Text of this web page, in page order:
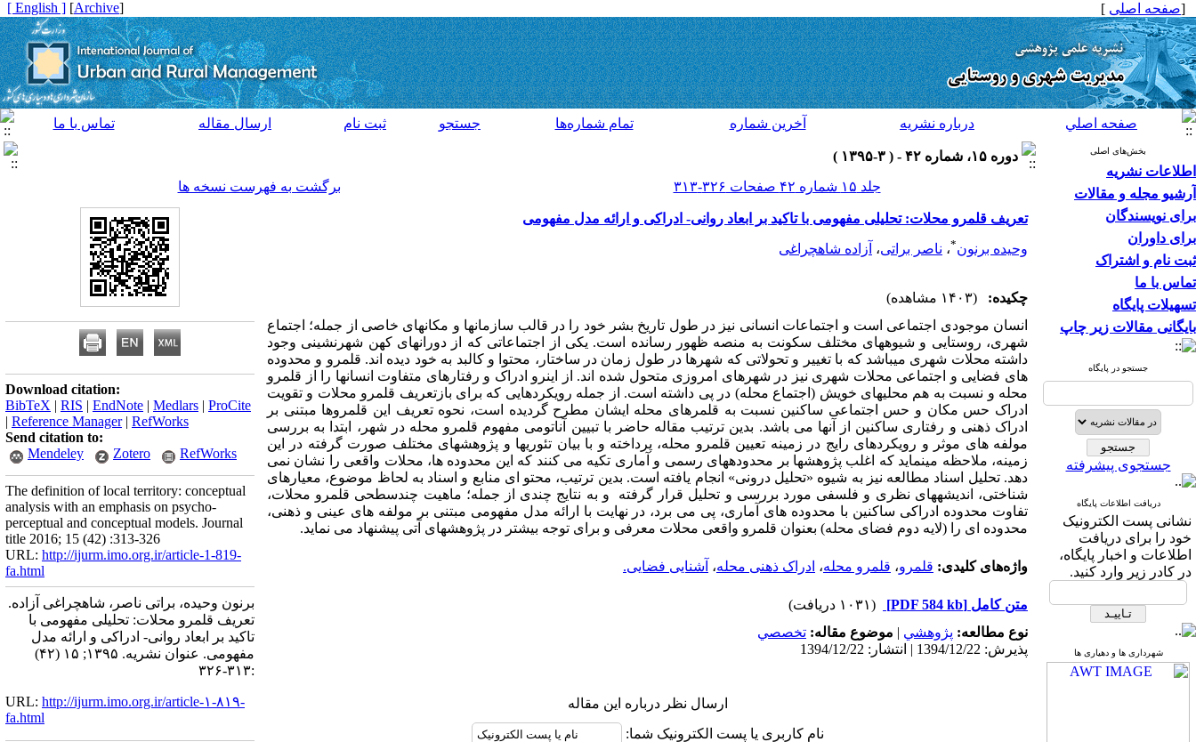
[صفحه اصلی ]
[
Archive
]
[ English ]
صفحه اصلي درباره نشريه آخرين شماره تمام شماره‌ها جستجو ثبت نام ارسال مقاله تماس با ما
بخش‌های اصلی
اطلاعات نشریه
آرشیو مجله و مقالات
برای نویسندگان
برای داوران
ثبت نام و اشتراک
تماس با ما
تسهیلات پایگاه
بایگانی مقالات زیر چاپ
جستجو در پایگاه
جستجوی پیشرفته
دریافت اطلاعات پایگاه
نشانی پست الکترونیک
خود را برای دریافت
اطلاعات و اخبار پایگاه،
در کادر زیر وارد کنید.
شهرداری ها و دهیاری ها
دوره ۱۵، شماره ۴۲ - ( ۳-۱۳۹۵ )
جلد ۱۵ شماره ۴۲ صفحات ۳۲۶-۳۱۳
برگشت به فهرست نسخه ها
تعریف قلمرو محلات: تحلیلی مفهومی با تاکید بر ابعاد روانی- ادراکی و ارائه مدل مفهومی
وحیده برنون*، ناصر براتی، آزاده شاهچراغی
چکیده:
(۱۴۰۳ مشاهده)
انسان موجودی اجتماعی است و اجتماعات انسانی نیز در طول تاریخ بشر خود را در قالب سازمانها و مکانهای خاصی از جمله؛ اجتماع
شهری، روستایی و شیوه­های مختلف سکونت به منصه ظهور رسانده است. یکی از اجتماعاتی که از دورانهای کهن شهرنشینی وجود
داشته محلات شهری می­باشد که با تغییر و تحولاتی که شهرها در طول زمان در ساختار، محتوا و کالبد به خود دیده اند. قلمرو و محدوده
های فضایی و اجتماعی محلات شهری نیز در شهرهای امروزی متحول شده اند. از اینرو ادراک و رفتارهای متفاوت انسانها را از قلمرو
محله و نسبت به هم محلی­های خویش (اجتماع محله) در پی داشته است. از جمله رویکردهایی که برای بازتعریف قلمرو محلات و تقویت
ادراک حس مکان و حس اجتماعی ساکنین نسبت به قلمرهای محله ایشان مطرح گردیده است، نحوه تعریف این قلمروها مبتنی بر
ادراک ذهنی و رفتاری ساکنین از آنها می باشد. بدین ترتیب مقاله حاضر با تبیین آناتومی مفهوم قلمرو محله در شهر، ابتدا به بررسی
مولفه های موثر و رویکردهای رایج در زمینه تعیین قلمرو محله، پرداخته و با بیان تئوریها و پژوهشهای مختلف صورت گرفته در این
زمینه، ملاحظه می­نماید که اغلب پژوهشها بر محدوده­های رسمی و آماری تکیه می کنند که این محدوده ها، محلات واقعی را نشان نمی
دهد. تحلیل اسناد مطالعه نیز به شیوه «تحلیل درونی» انجام یافته است. بدین ترتیب، محتو ای منابع و اسناد به لحاظ موضوع، معیارهای
شناختی، اندیشه­های نظری و فلسفی مورد بررسی و تحلیل قرار گرفته و به نتایج چندی از جمله؛ ماهیت چندسطحی قلمرو محلات،
تفاوت محدوده ادراکی ساکنین با محدوده های آماری، پی می برد، در نهایت با ارائه مدل مفهومی مبتنی بر مولفه های عینی و ذهنی،
محدوده ای را (لایه دوم فضای محله) بعنوان قلمرو واقعی محلات معرفی و برای توجه بیشتر در پژوهشهای آتی پیشنهاد می نماید.
واژه‌های کلیدی: قلمرو، قلمرو محله، ادراک ذهنی محله، آشنایی فضایی.
متن کامل [PDF 584 kb]
(۱۰۳۱ دریافت)
نوع مطالعه: پژوهشي | موضوع مقاله: تخصصي
پذیرش: 1394/12/22 | انتشار: 1394/12/22
ارسال نظر درباره این مقاله
نام کاربری یا پست الکترونیک شما:
Download citation:
BibTeX | RIS | EndNote | Medlars | ProCite
| Reference Manager| RefWorks
Send citation to:
Mendeley
Zotero RefWorks
The definition of local territory: conceptual
analysis with an emphasis on psycho-
perceptual and conceptual models. Journal
title 2016; 15 (42) :313-326
URL: http://ijurm.imo.org.ir/article-1-819-
fa.html
برنون وحیده، براتی ناصر، شاهچراغی آزاده.
تعریف قلمرو محلات: تحلیلی مفهومی با
تاکید بر ابعاد روانی- ادراکی و ارائه مدل
مفهومی. عنوان نشریه. ۱۳۹۵; ۱۵ (۴۲)
:۳۱۳-۳۲۶
URL: http://ijurm.imo.org.ir/article-۱-۸۱۹-
fa.html